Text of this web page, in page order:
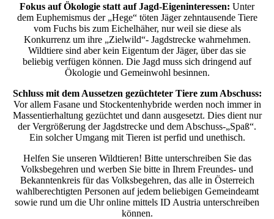
Fokus auf Ökologie statt auf Jagd-Eigeninteressen: Unter
dem Euphemismus der „Hege“ töten Jäger zehntausende Tiere
vom Fuchs bis zum Eichelhäher, nur weil sie diese als
Konkurrenz um ihre „Zielwild“- Jagdstrecke wahrnehmen.
Wildtiere sind aber kein Eigentum der Jäger, über das sie
beliebig verfügen können. Die Jagd muss sich dringend auf
Ökologie und Gemeinwohl besinnen.
Schluss mit dem Aussetzen gezüchteter Tiere zum Abschuss:
Vor allem Fasane und Stockentenhybride werden noch immer in
Massentierhaltung gezüchtet und dann ausgesetzt. Dies dient nur
der Vergrößerung der Jagdstrecke und dem Abschuss-„Spaß“.
Ein solcher Umgang mit Tieren ist perfid und unethisch.
Helfen Sie unseren Wildtieren! Bitte unterschreiben Sie das
Volksbegehren und werben Sie bitte in Ihrem Freundes- und
Bekanntenkreis für das Volksbegehren, das alle in Österreich
wahlberechtigten Personen auf jedem beliebigen Gemeindeamt
sowie rund um die Uhr online mittels ID Austria unterschreiben
können.